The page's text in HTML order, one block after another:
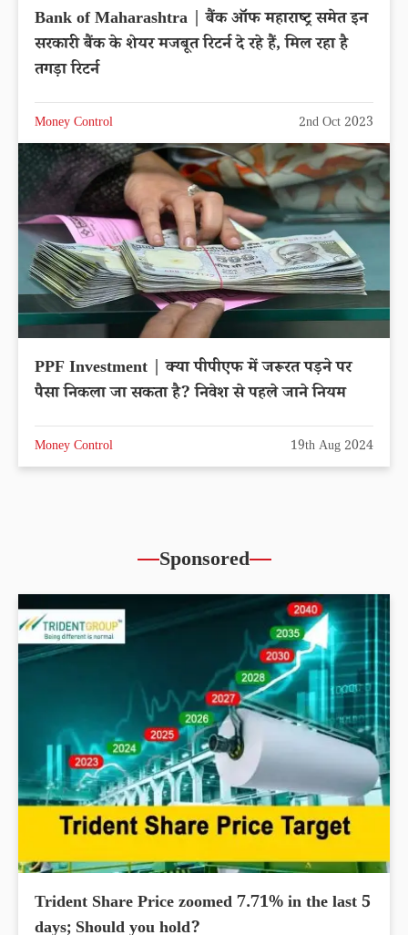
Bank of Maharashtra | बैंक ऑफ महाराष्ट्र समेत इन
सरकारी बैंक के शेयर मजबूत रिटर्न दे रहे हैं, मिल रहा है
तगड़ा रिटर्न
Money Control 2nd Oct 2023
PPF Investment | क्या पीपीएफ में जरूरत पड़ने पर
पैसा निकला जा सकता है? निवेश से पहले जाने नियम
Money Control 19th Aug 2024
Sponsored
Trident Share Price zoomed 7.71% in the last 5
days; Should you hold?